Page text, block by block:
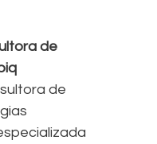
de
de